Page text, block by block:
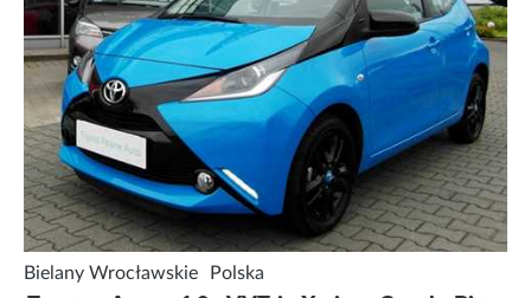
Bielany Wrocławskie Polska